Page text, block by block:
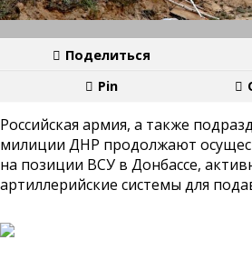
Поделиться
Pin
Российская армия, а также
милиции ДНР продолжают
на позиции ВСУ в Донбассе,
артиллерийские системы для